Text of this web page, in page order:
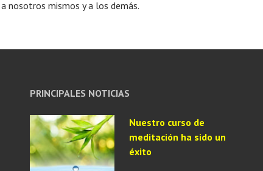
nosotros mismos y a los demás.
PRINCIPALES NOTICIAS
Nuestro curso de
meditación ha sido un
éxito